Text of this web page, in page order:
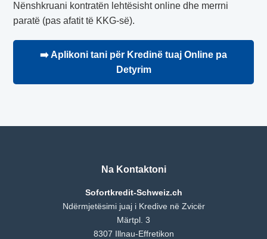
Nënshkruani kontratën lehtësisht online dhe merrni
paratë (pas afatit të KKG-së).
➡️ Aplikoni tani për Kredinë tuaj Online pa
Detyrim
Na Kontaktoni
Sofortkredit-Schweiz.ch
Ndërmjetësimi juaj i Kredive në Zvicër
Märtpl. 3
8307 Illnau-Effretikon